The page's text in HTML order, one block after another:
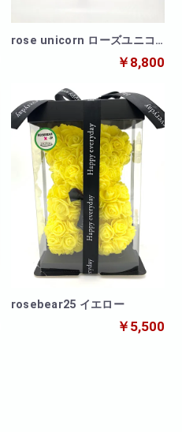
rose unicorn ローズユニコ
￥8,800
rosebear25 イエロー
￥5,500